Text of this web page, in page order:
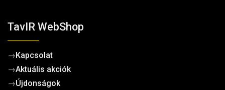
TavIR WebShop
→Kapcsolat
→Aktuális akciók
→Újdonságok